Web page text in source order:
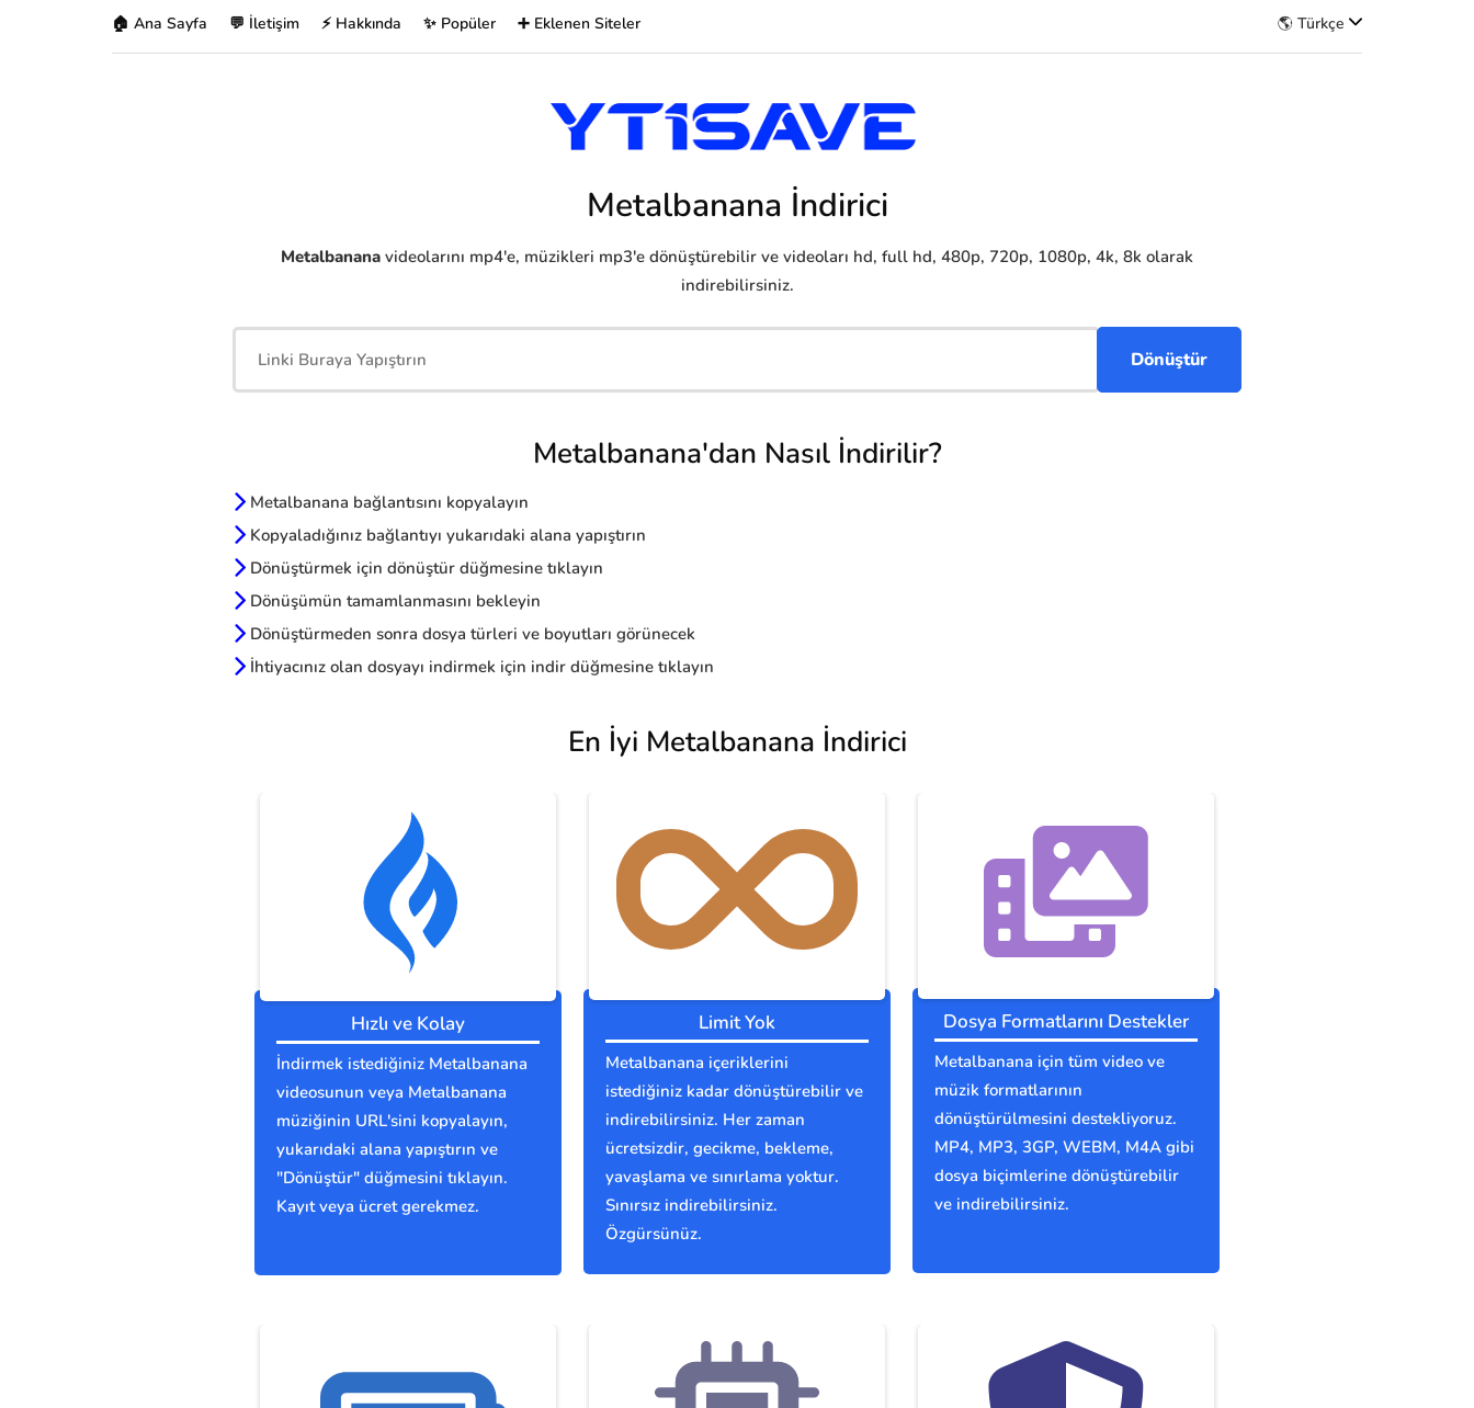
🏠 Ana Sayfa 💬 İletişim ⚡ Hakkında ✨ Popüler ➕ Eklenen Siteler 🌎 Türkçe
Metalbanana İndirici
Metalbanana videolarını mp4'e, müzikleri mp3'e dönüştürebilir ve videoları hd, full hd, 480p, 720p, 1080p, 4k, 8k olarak
indirebilirsiniz.
Metalbanana'dan Nasıl İndirilir?
Metalbanana bağlantısını kopyalayın
Kopyaladığınız bağlantıyı yukarıdaki alana yapıştırın
Dönüştürmek için dönüştür düğmesine tıklayın
Dönüşümün tamamlanmasını bekleyin
Dönüştürmeden sonra dosya türleri ve boyutları görünecek
İhtiyacınız olan dosyayı indirmek için indir düğmesine tıklayın
En İyi Metalbanana İndirici
Hızlı ve Kolay
İndirmek istediğiniz Metalbanana
videosunun veya Metalbanana
müziğinin URL'sini kopyalayın,
yukarıdaki alana yapıştırın ve
"Dönüştür" düğmesini tıklayın.
Kayıt veya ücret gerekmez.
Limit Yok
Metalbanana içeriklerini
istediğiniz kadar dönüştürebilir ve
indirebilirsiniz. Her zaman
ücretsizdir, gecikme, bekleme,
yavaşlama ve sınırlama yoktur.
Sınırsız indirebilirsiniz.
Özgürsünüz.
Dosya Formatlarını Destekler
Metalbanana için tüm video ve
müzik formatlarının
dönüştürülmesini destekliyoruz.
MP4, MP3, 3GP, WEBM, M4A gibi
dosya biçimlerine dönüştürebilir
ve indirebilirsiniz.